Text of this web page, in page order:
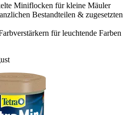
Miniflocken für kleine Mäuler
Bestandteilen & zugesetzten
für leuchtende Farben